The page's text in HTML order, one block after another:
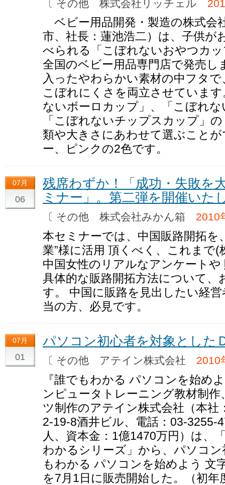
〔 その他 株式会社リッチェル
ベビー用品開発・製造の株式会
市、社長：蓮池浩二）は、子供が
べられる「こぼれないおやつカ
全国のベビー用品専門店で発売し
入ったやわらかい素材の中フタ
こぼれにくさを両立させていま
ないボーロカップ」、「こぼれ
「こぼれないチップスカップ」
類や大きさにあわせて選ぶこと
ー、ピンクの2色です。
07月
06
残席わずか！「成功・失敗を
ミナー」。第二弾を開催いた
〔 その他 株式会社みかん箱 2010
本セミナーでは、中国販路開拓を
業”様に活用 頂くべく、これまで
中国女性のリアルなアンケート
具体的な販路開拓方法について
す。 中国に販路を見出したい経
当の方、必見です。
07月
01
パソコン初心者を対象とした
〔 その他 アテイン株式会社 2010
『誰でもわかる パソコンを始め
ンピュータトレーニング教材制
ツ制作のアテイン株式会社（本社
2-19-8酒井ビル、電話：03-3255-
人、資本金：1億1470万円）は、
わかるシリーズ」から、パソコ
もわかる パソコンを始めよう 文
を7月1日に販売開始した。（初年